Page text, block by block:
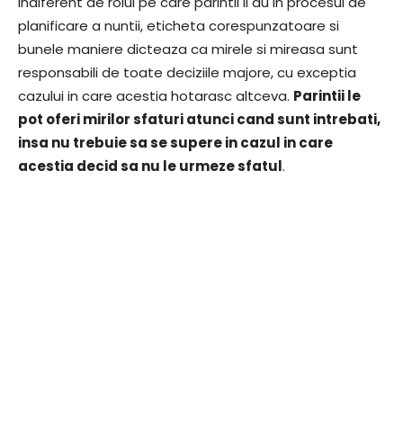
planificare a nuntii, eticheta corespunzatoare si
bunele maniere dicteaza ca mirele si mireasa sunt
responsabili de toate deciziile majore, cu exceptia
cazului in care acestia hotarasc altceva. Parintii le
pot oferi mirilor sfaturi atunci cand sunt intrebati,
insa nu trebuie sa se supere in cazul in care
acestia decid sa nu le urmeze sfatul.